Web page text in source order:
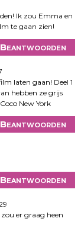
Ik zou Emma en
te gaan zien!
Beantwoorden
laten gaan! Deel 1
hebben ze grijs
New York
Beantwoorden
Beantwoorden
er graag heen